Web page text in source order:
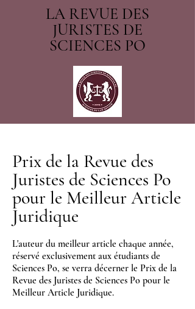
LA REVUE DES
JURISTES DE
SCIENCES PO
Prix de la Revue des
Juristes de Sciences Po
pour le Meilleur Article
Juridique
L'auteur du meilleur article chaque année,
réservé exclusivement aux étudiants de
Sciences Po, se verra décerner le Prix de la
Revue des Juristes de Sciences Po pour le
Meilleur Article Juridique.